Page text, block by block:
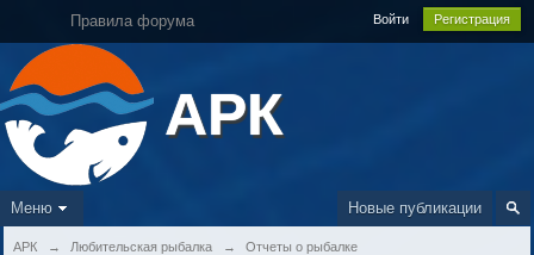
Правила форума Войти Регистрация
АРК
Новые публикации
Меню
АРК → Любительская рыбалка →
Отчеты о рыбалке